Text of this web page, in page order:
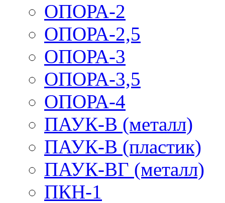
ОПОРА-2
ОПОРА-2,5
ОПОРА-3
ОПОРА-3,5
ОПОРА-4
ПАУК-В (металл)
ПАУК-В (пластик)
ПАУК-ВГ (металл)
ПКН-1